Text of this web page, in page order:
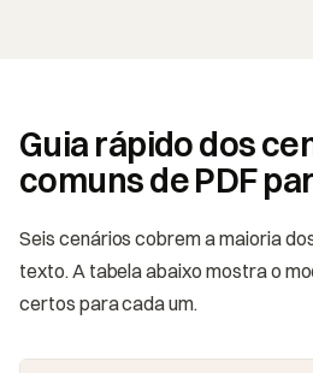
Guia rápido dos
comuns de PDF
Seis cenários cobrem a maioria
texto. A tabela abaixo mostra o
certos para cada um.